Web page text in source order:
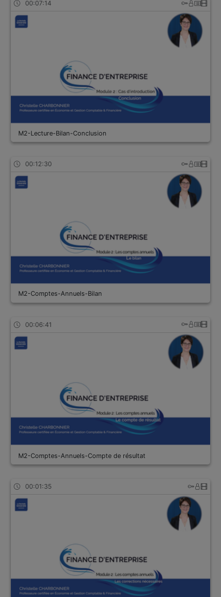
00:07:14
M2-Lecture-Bilan-Conclusion
00:12:30
M2-Comptes-Annuels-Bilan
00:06:41
M2-Comptes-Annuels-Compte de résultat
00:01:35